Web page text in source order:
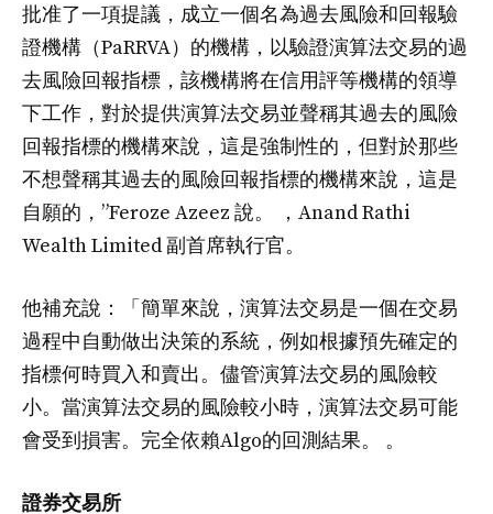
批准了一項提議，成立一個名為過去風險和回報驗
證機構（PaRRVA）的機構，以驗證演算法交易的過
去風險回報指標，該機構將在信用評等機構的領導
下工作，對於提供演算法交易並聲稱其過去的風險
回報指標的機構來說，這是強制性的，但對於那些
不想聲稱其過去的風險回報指標的機構來說，這是
自願的，”Feroze Azeez 說。 ，Anand Rathi
Wealth Limited 副首席執行官。
他補充說：「簡單來說，演算法交易是一個在交易
過程中自動做出決策的系統，例如根據預先確定的
指標何時買入和賣出。儘管演算法交易的風險較
小。當演算法交易的風險較小時，演算法交易可能
會受到損害。完全依賴Algo的回測結果。 。
證券交易所